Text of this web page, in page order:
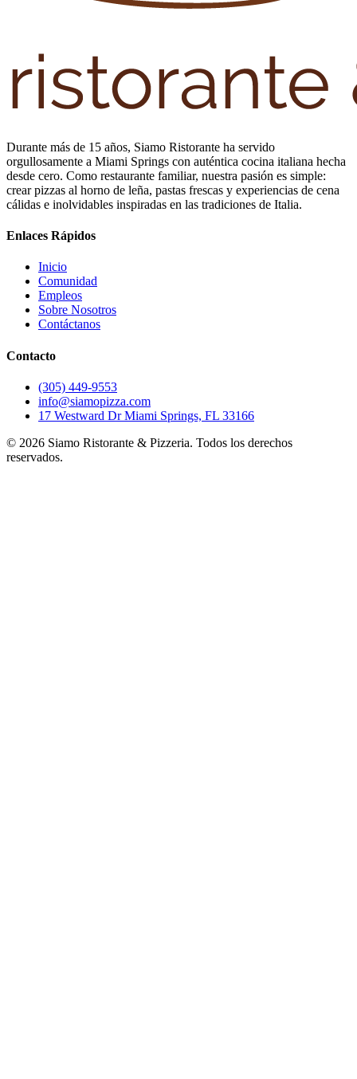
Durante más de 15 años, Siamo Ristorante ha servido
orgullosamente a Miami Springs con auténtica cocina italiana hecha
desde cero. Como restaurante familiar, nuestra pasión es simple:
crear pizzas al horno de leña, pastas frescas y experiencias de cena
cálidas e inolvidables inspiradas en las tradiciones de Italia.
Enlaces Rápidos
Inicio
Comunidad
Empleos
Sobre Nosotros
Contáctanos
Contacto
(305) 449-9553
info@siamopizza.com
17 Westward Dr Miami Springs, FL 33166
© 2026 Siamo Ristorante & Pizzeria. Todos los derechos
reservados.